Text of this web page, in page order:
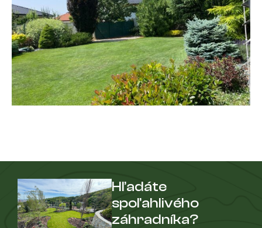
Hľadáte
spoľahlivého
záhradníka?